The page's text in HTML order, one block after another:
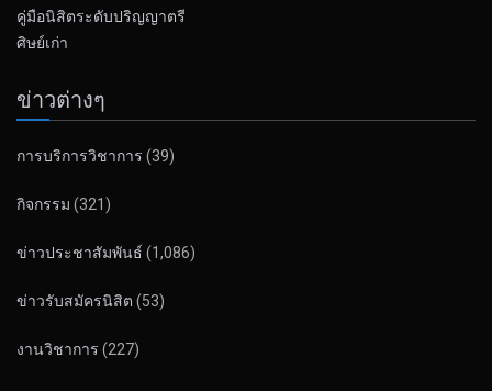
คู่มือนิสิตระดับปริญญาตรี
ศิษย์เก่า
ข่าวต่างๆ
การบริการวิชาการ (39)
กิจกรรม (321)
ข่าวประชาสัมพันธ์ (1,086)
ข่าวรับสมัครนิสิต (53)
งานวิชาการ (227)